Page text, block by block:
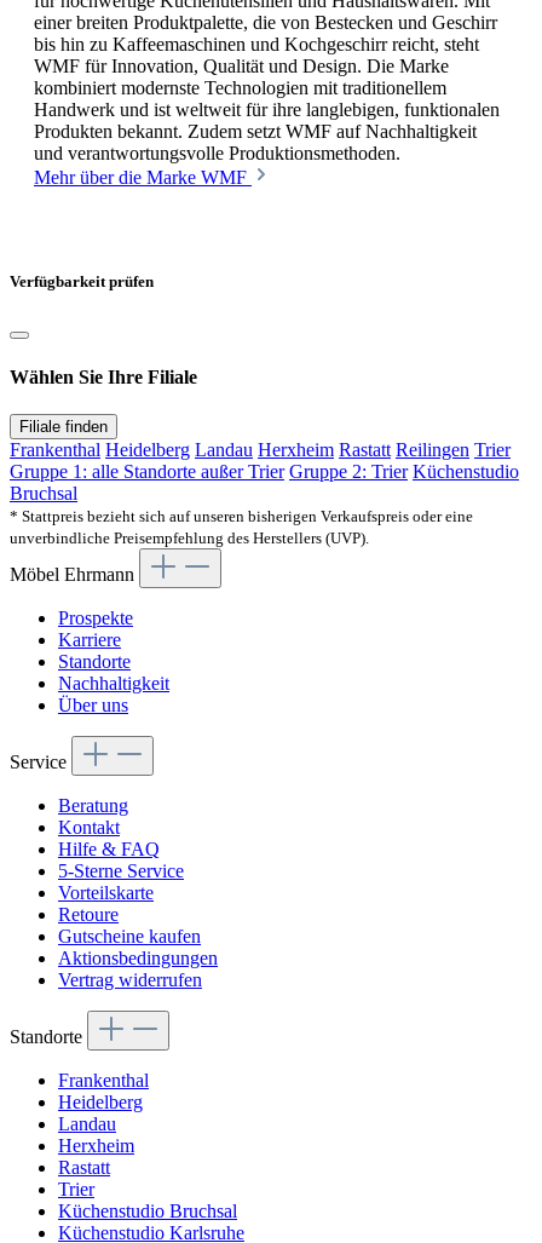
einer breiten Produktpalette, die von Bestecken und Geschirr
bis hin zu Kaffeemaschinen und Kochgeschirr reicht, steht
WMF für Innovation, Qualität und Design. Die Marke
kombiniert modernste Technologien mit traditionellem
Handwerk und ist weltweit für ihre langlebigen, funktionalen
Produkten bekannt. Zudem setzt WMF auf Nachhaltigkeit
und verantwortungsvolle Produktionsmethoden.
Mehr über die Marke WMF
Verfügbarkeit prüfen
Wählen Sie Ihre Filiale
Filiale finden
Frankenthal Heidelberg Landau Herxheim Rastatt Reilingen Trier
Gruppe 1: alle Standorte außer Trier Gruppe 2: Trier Küchenstudio
Bruchsal
* Stattpreis bezieht sich auf unseren bisherigen Verkaufspreis oder eine
unverbindliche Preisempfehlung des Herstellers (UVP).
Möbel Ehrmann
Prospekte
Karriere
Standorte
Nachhaltigkeit
Über uns
Service
Beratung
Kontakt
Hilfe & FAQ
5-Sterne Service
Vorteilskarte
Retoure
Gutscheine kaufen
Aktionsbedingungen
Vertrag widerrufen
Standorte
Frankenthal
Heidelberg
Landau
Herxheim
Rastatt
Trier
Küchenstudio Bruchsal
Küchenstudio Karlsruhe